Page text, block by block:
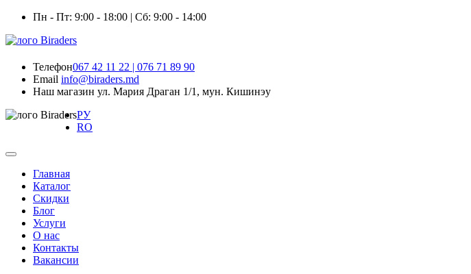
Пн - Пт: 9:00 - 18:00 | Сб: 9:00 - 14:00
Телефон067 42 11 22 | 076 71 89 90
Email info@biraders.md
Наш магазин ул. Мария Драган 1/1, мун. Кишинэу
РУ
RO
Главная
Каталог
Скидки
Блог
Услуги
О нас
Контакты
Вакансии